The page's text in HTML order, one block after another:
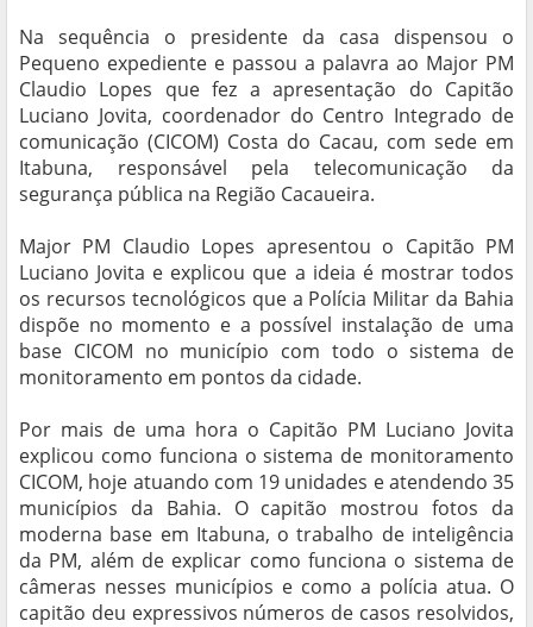
Na sequência o presidente da casa dispensou o
Pequeno expediente e passou a palavra ao Major PM
Claudio Lopes que fez a apresentação do Capitão
Luciano Jovita, coordenador do Centro Integrado de
comunicação (CICOM) Costa do Cacau, com sede em
Itabuna, responsável pela telecomunicação da
segurança pública na Região Cacaueira.
Major PM Claudio Lopes apresentou o Capitão PM
Luciano Jovita e explicou que a ideia é mostrar todos
os recursos tecnológicos que a Polícia Militar da Bahia
dispõe no momento e a possível instalação de uma
base CICOM no município com todo o sistema de
monitoramento em pontos da cidade.
Por mais de uma hora o Capitão PM Luciano Jovita
explicou como funciona o sistema de monitoramento
CICOM, hoje atuando com 19 unidades e atendendo 35
municípios da Bahia. O capitão mostrou fotos da
moderna base em Itabuna, o trabalho de inteligência
da PM, além de explicar como funciona o sistema de
câmeras nesses municípios e como a polícia atua. O
capitão deu expressivos números de casos resolvidos,